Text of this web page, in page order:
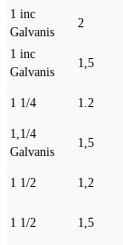
1 inc
Galvanis
2
1 inc
Galvanis
1,5
1 1/4 1.2
1,1/4
Galvanis
1,5
1 1/2 1,2
1 1/2 1,5